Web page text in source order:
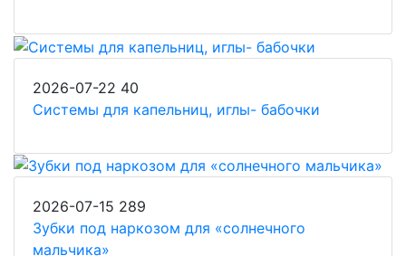
2026-07-22 40
Системы для капельниц, иглы- бабочки
2026-07-15 289
Зубки под наркозом для «солнечного
мальчика»